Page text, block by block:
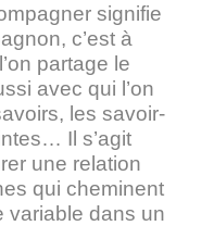
signifie
c’est à
partage le
avec qui l’on
les savoir-
Il s’agit
une relation
qui cheminent
variable dans un